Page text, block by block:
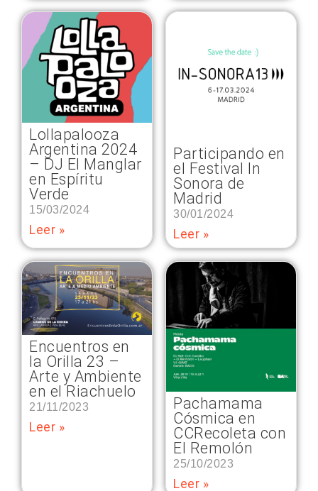
Lollapalooza
Argentina 2024
– DJ El Manglar
en Espíritu
Verde
15/03/2024
Leer »
Participando en
el Festival In
Sonora de
Madrid
30/01/2024
Leer »
Encuentros en
la Orilla 23 –
Arte y Ambiente
en el Riachuelo
21/11/2023
Leer »
Pachamama
Cósmica en
CCRecoleta con
El Remolón
25/10/2023
Leer »